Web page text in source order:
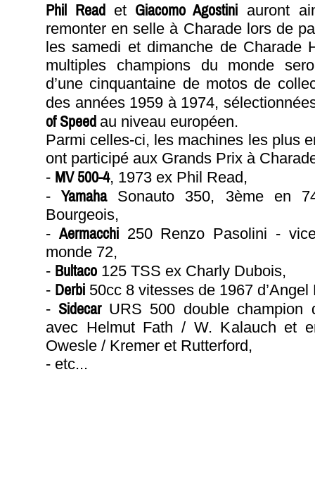
Phil Read et Giacomo Agostini auront
remonter en selle à Charade lors de
les samedi et dimanche de Charade
multiples champions du monde
d’une cinquantaine de motos de
des années 1959 à 1974,
of Speed au niveau européen.
Parmi celles-ci, les machines les plus
ont participé aux Grands Prix à
- MV 500-4, 1973 ex Phil Read,
-YamahaSonauto 350, 3ème en
Bourgeois,
- Aermacchi250 Renzo Pasolini -
monde 72,
- Bultaco 125 TSS ex Charly Dubois,
- Derbi 50cc 8 vitesses de 1967
- Sidecar URS 500 double champion
avec Helmut Fath / W. Kalauch et
Owesle / Kremer et Rutterford,
- etc...